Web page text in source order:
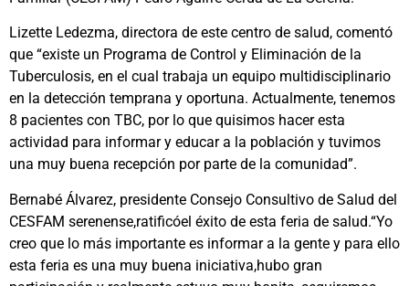
Lizette Ledezma, directora de este centro de salud, comentó
que “existe un Programa de Control y Eliminación de la
Tuberculosis, en el cual trabaja un equipo multidisciplinario
en la detección temprana y oportuna. Actualmente, tenemos
8 pacientes con TBC, por lo que quisimos hacer esta
actividad para informar y educar a la población y tuvimos
una muy buena recepción por parte de la comunidad”.
Bernabé Álvarez, presidente Consejo Consultivo de Salud del
CESFAM serenense,ratificóel éxito de esta feria de salud.“Yo
creo que lo más importante es informar a la gente y para ello
esta feria es una muy buena iniciativa,hubo gran